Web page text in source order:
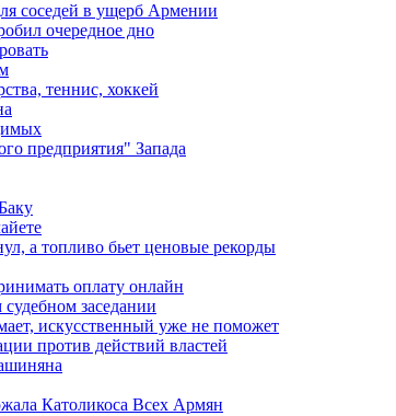
соседей в ущерб Армении
очередное дно
теннис, хоккей
предприятия" Запада
а топливо бьет ценовые рекорды
оплату онлайн
заседании
искусственный уже не поможет
против действий властей
Католикоса Всех Армян